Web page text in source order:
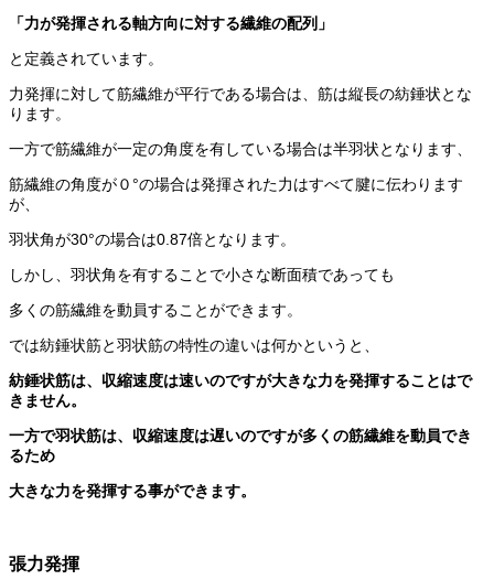
「力が発揮される軸方向に対する繊維の配列」
と定義されています。
力発揮に対して筋繊維が平行である場合は、筋は縦長の紡錘状とな
ります。
一方で筋繊維が一定の角度を有している場合は半羽状となります、
筋繊維の角度が０°の場合は発揮された力はすべて腱に伝わります
が、
羽状角が30°の場合は0.87倍となります。
しかし、羽状角を有することで小さな断面積であっても
多くの筋繊維を動員することができます。
では紡錘状筋と羽状筋の特性の違いは何かというと、
紡錘状筋は、収縮速度は速いのですが大きな力を発揮することはで
きません。
一方で羽状筋は、収縮速度は遅いのですが多くの筋繊維を動員でき
るため
大きな力を発揮する事ができます。
張力発揮